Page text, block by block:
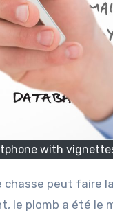
with
le plomb a été le